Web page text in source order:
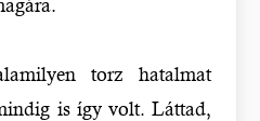
torz hatalmat
is így volt. Láttad,